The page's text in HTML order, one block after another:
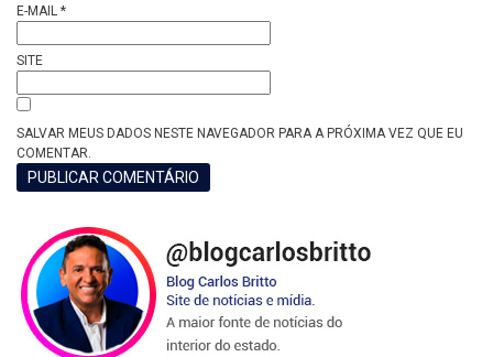
E-MAIL *
SITE
SALVAR MEUS DADOS NESTE NAVEGADOR PARA A PRÓXIMA VEZ QUE EU
COMENTAR.